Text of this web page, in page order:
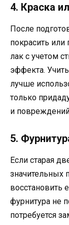
4. Краска
После
покрасить
лак с учетом
эффекта.
лучше
только
и
5.
Если старая
восстановить
фурнитура не
потребуется